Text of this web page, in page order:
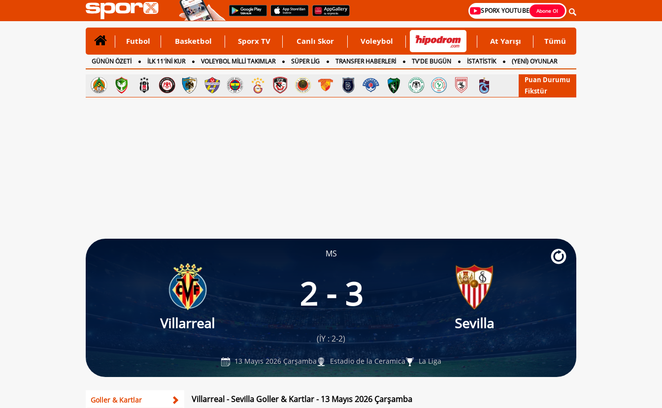
SPORX YOUTUBE Abone Ol
Futbol Basketbol Sporx TV Canlı Skor Voleybol At Yarışı Tümü
GÜNÜN ÖZETİ İLK 11'İNİ KUR VOLEYBOL MİLLİ TAKIMLAR SÜPER LİG TRANSFER HABERLERİ TV'DE BUGÜN İSTATİSTİK
(YENİ) OYUNLAR
CANLI ANLATIM
İNGİLTERE
Puan Durumu
Fikstür
MS
Villarreal
2 - 3
Sevilla
(İY : 2-2)
13 Mayıs 2026 Çarşamba Estadio de la Ceramica La Liga
Goller & Kartlar Villarreal - Sevilla Goller & Kartlar - 13 Mayıs 2026 Çarşamba